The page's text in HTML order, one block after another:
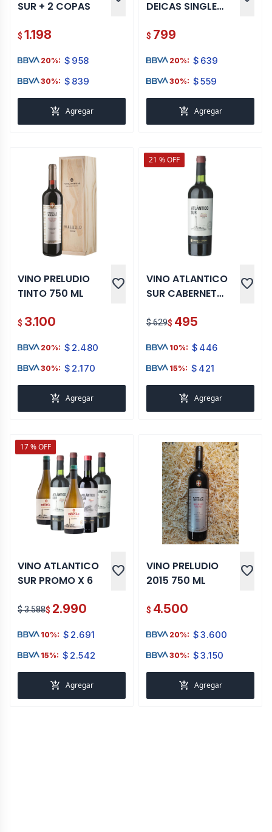
SUR + 2 COPAS
$ 1.198
20%: $ 958
30%: $ 839
add_shopping_cart Agregar
DEICAS SINGLE
ALBARIÑO 750 ML
$ 799
20%: $ 639
30%: $559
add_shopping_cart Agregar
VINO PRELUDIO
TINTO 750 ML
favorite
$ 3.100
20%: $ 2.480
30%: $ 2.170
add_shopping_cart Agregar
21 % OFF
VINO ATLANTICO
SUR CABERNET
ML
favorite
$ 629$ 495
10%: $ 446
15%: $ 421
add_shopping_cart Agregar
17 % OFF
VINO ATLANTICO
SUR PROMO X 6
favorite
$ 3.588$ 2.990
10%: $ 2.691
15%: $ 2.542
add_shopping_cart Agregar
VINO PRELUDIO
2015 750 ML
favorite
$ 4.500
20%: $3.600
30%: $3.150
add_shopping_cart Agregar